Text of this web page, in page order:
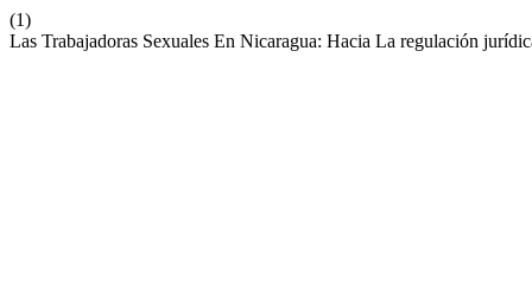
(1)
Las Trabajadoras Sexuales En Nicaragua: Hacia La regulación